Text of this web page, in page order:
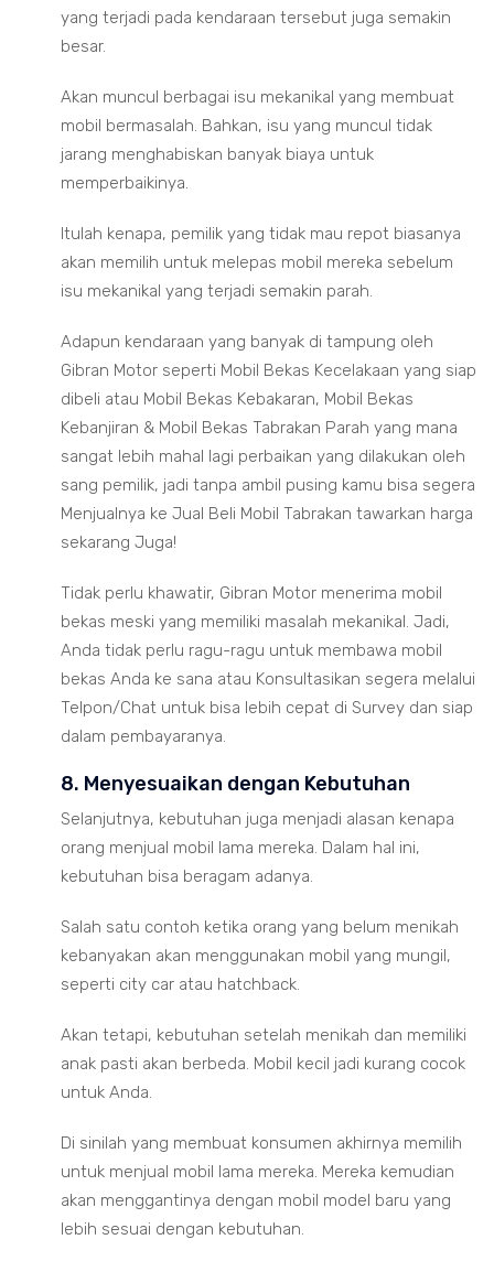
yang terjadi pada kendaraan tersebut juga semakin
besar.
Akan muncul berbagai isu mekanikal yang membuat
mobil bermasalah. Bahkan, isu yang muncul tidak
jarang menghabiskan banyak biaya untuk
memperbaikinya.
Itulah kenapa, pemilik yang tidak mau repot biasanya
akan memilih untuk melepas mobil mereka sebelum
isu mekanikal yang terjadi semakin parah.
Adapun kendaraan yang banyak di tampung oleh
Gibran Motor seperti Mobil Bekas Kecelakaan yang siap
dibeli atau Mobil Bekas Kebakaran, Mobil Bekas
Kebanjiran & Mobil Bekas Tabrakan Parah yang mana
sangat lebih mahal lagi perbaikan yang dilakukan oleh
sang pemilik, jadi tanpa ambil pusing kamu bisa segera
Menjualnya ke Jual Beli Mobil Tabrakan tawarkan harga
sekarang Juga!
Tidak perlu khawatir, Gibran Motor menerima mobil
bekas meski yang memiliki masalah mekanikal. Jadi,
Anda tidak perlu ragu-ragu untuk membawa mobil
bekas Anda ke sana atau Konsultasikan segera melalui
Telpon/Chat untuk bisa lebih cepat di Survey dan siap
dalam pembayaranya.
8. Menyesuaikan dengan Kebutuhan
Selanjutnya, kebutuhan juga menjadi alasan kenapa
orang menjual mobil lama mereka. Dalam hal ini,
kebutuhan bisa beragam adanya.
Salah satu contoh ketika orang yang belum menikah
kebanyakan akan menggunakan mobil yang mungil,
seperti city car atau hatchback.
Akan tetapi, kebutuhan setelah menikah dan memiliki
anak pasti akan berbeda. Mobil kecil jadi kurang cocok
untuk Anda.
Di sinilah yang membuat konsumen akhirnya memilih
untuk menjual mobil lama mereka. Mereka kemudian
akan menggantinya dengan mobil model baru yang
lebih sesuai dengan kebutuhan.